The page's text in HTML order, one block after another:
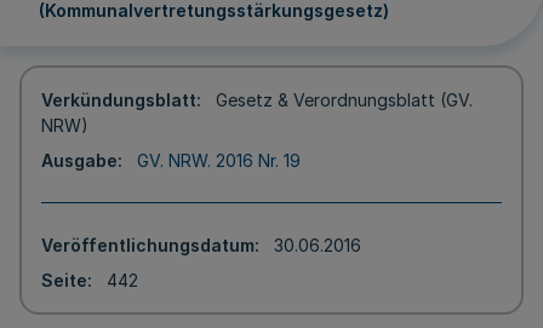
(Kommunalvertretungsstärkungsgesetz)
Verkündungsblatt
Gesetz & Verordnungsblatt (GV.
NRW)
Ausgabe
GV. NRW. 2016 Nr. 19
Veröffentlichungsdatum
30.06.2016
Seite
442